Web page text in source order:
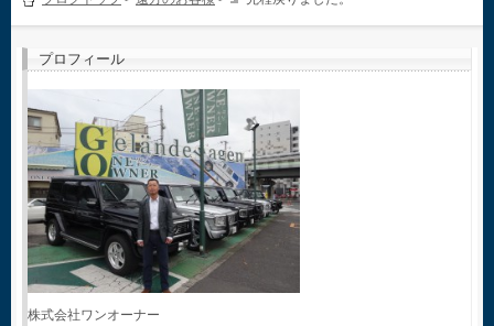
プロフィール
株式会社ワンオーナー